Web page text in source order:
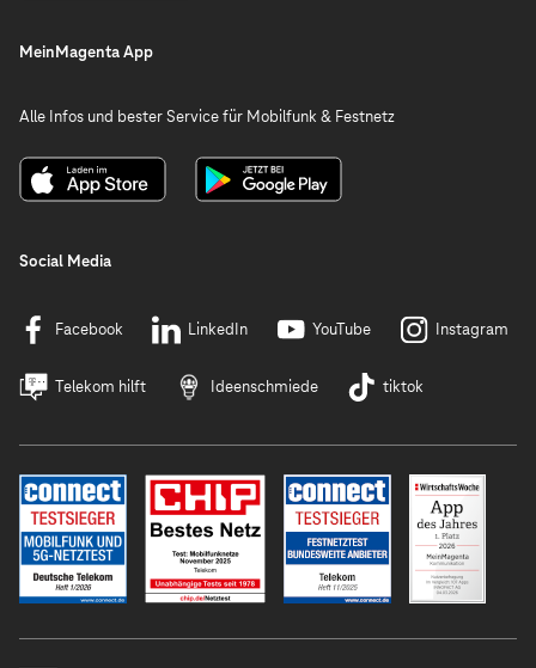
MeinMagenta App
Alle Infos und bester Service für Mobilfunk & Festnetz
Social Media
Facebook LinkedIn YouTube Instagram
Telekom hilft Ideenschmiede tiktok